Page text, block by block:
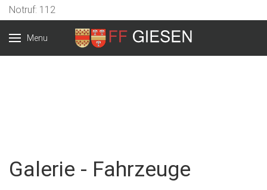
Notruf: 112
Menu
Galerie - Fahrzeuge